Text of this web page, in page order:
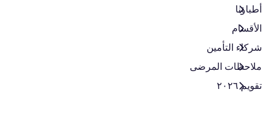
أطباؤنا
الأقسام
شركاء التأمين
ملاحظات المرضى
تقويم ٢٠٢٦